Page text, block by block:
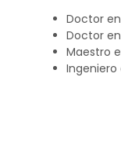
Doctor
Doctor
Maestro
Ingeniero